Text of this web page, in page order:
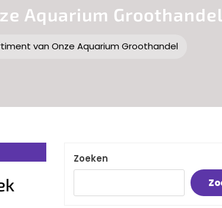
Aquarium Groothandel
van Onze Aquarium Groothandel
Zoeken